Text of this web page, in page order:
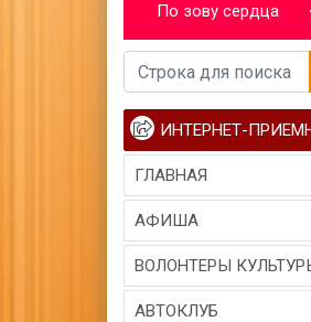
По зову сердца
ИНТЕРНЕТ-
ГЛАВНАЯ
АФИША
ВОЛОНТЕРЫ
АВТОКЛУБ